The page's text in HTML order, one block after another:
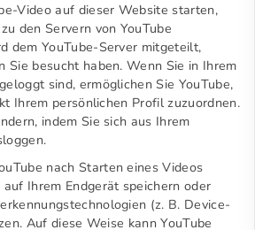
Video auf dieser Website starten,
den Servern von YouTube
dem YouTube-Server mitgeteilt,
Sie besucht haben. Wenn Sie in Ihrem
sind, ermöglichen Sie YouTube,
Ihrem persönlichen Profil zuzuordnen.
indem Sie sich aus Ihrem
nach Starten eines Videos
Ihrem Endgerät speichern oder
(z. B. Device-
Auf diese Weise kann YouTube